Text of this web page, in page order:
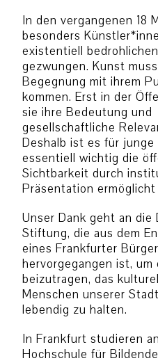
In den vergangenen 18
besonders
existentiell
gezwungen. Kunst
Begegnung mit ihrem
kommen. Erst in der
sie ihre Bedeutung und
gesellschaftliche
Deshalb ist es für
essentiell wichtig die
Sichtbarkeit durch
Präsentation ermöglicht
Unser Dank geht an die
Stiftung, die aus dem
eines Frankfurter
hervorgegangen ist, um
beizutragen, das
Menschen unserer
lebendig zu halten.
In Frankfurt studieren
Hochschule für